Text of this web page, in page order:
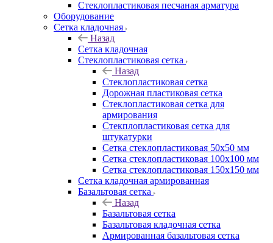
Стеклопластиковая песчаная арматура
Оборудование
Сетка кладочная
Назад
Сетка кладочная
Стеклопластиковая сетка
Назад
Стеклопластиковая сетка
Дорожная пластиковая сетка
Стеклопластиковая сетка для
армирования
Стекплопластиковая сетка для
штукатурки
Сетка стеклопластиковая 50x50 мм
Сетка стеклопластиковая 100x100 мм
Сетка стеклопластиковая 150x150 мм
Сетка кладочная армированная
Базальтовая сетка
Назад
Базальтовая сетка
Базальтовая кладочная сетка
Армированная базальтовая сетка